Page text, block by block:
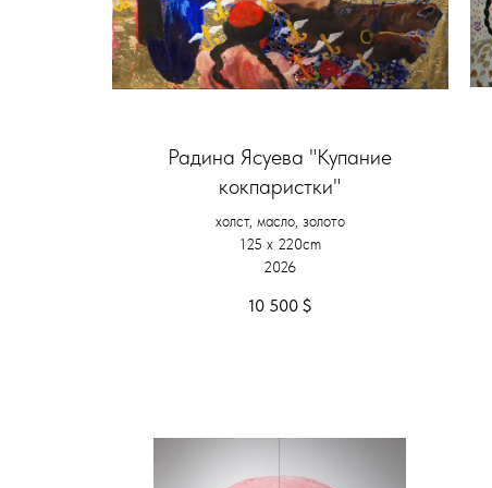
Радина Ясуева "Купание
кокпаристки"
холст, масло, золото
125 х 220cm
2026
10 500 $